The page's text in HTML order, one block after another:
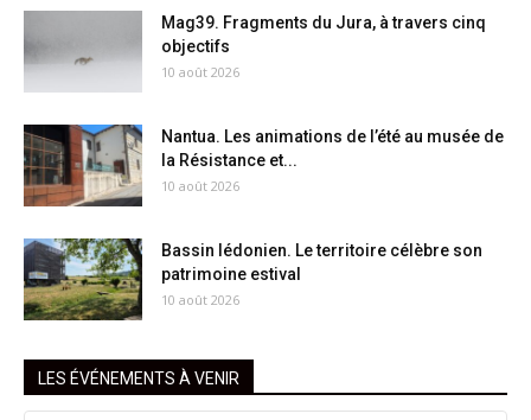
Mag39. Fragments du Jura, à travers cinq
objectifs
10 août 2026
Nantua. Les animations de l’été au musée de
la Résistance et...
10 août 2026
Bassin lédonien. Le territoire célèbre son
patrimoine estival
10 août 2026
LES ÉVÉNEMENTS À VENIR